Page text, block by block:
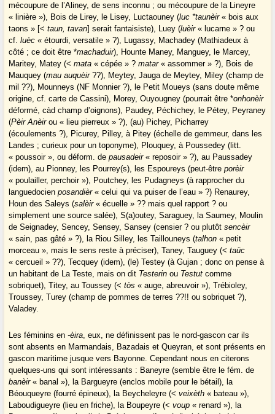
mécoupure de l’Aliney, de sens inconnu ; ou mécoupure de la Lineyre
« linière »), Bois de Lirey, le Lisey, Luctaouney (luc *taunèir« bois aux
taons » [<taun, tavan] serait fantaisiste), Luey (luèir« lucarne » ? ou
cf.luèc « étourdi, versatile » ?), Lugassy, Machadey (Mathiadeux à
côté ; ce doit être *machaduir), Hounte Maney, Manguey, le Marcey,
Maritey, Matey (<mata « cépée » ?matar« assommer » ?), Bois de
Mauquey (mau auquèir??), Meytey, Jauga de Meytey, Miley (champ de
mil ??), Mounneys (NF Monnier ?), le Petit Moueys (sans doute même
origine, cf. carte de Cassini), Morey, Ouyougney (pourrait être *onhonèir
déformé, càd champ d’oignons), Paudey, Péchichey, le Pétey, Peyraney
(Pèir Anèirou « lieu pierreux » ?), (au) Pichey, Picharrey
(écoulements ?), Picurey, Pilley, à Pitey (échelle de gemmeur, dans les
Landes ; curieux pour un toponyme), Plouquey, à Poussedey (litt.
« poussoir », ou déform. depausadeir« reposoir » ?), au Paussadey
(idem), au Pionney, les Pourrey(s), les Espoureys (peut-êtreporèir
« poulailler, perchoir »), Poutchey, les Pudagneys (à rapprocher du
languedocienposandièr« celui qui va puiser de l’eau » ?) Renaurey,
Houn des Saleys (salèir« écuelle » ?? mais quel rapport ? ou
simplement une source salée), S(a)outey, Saraguey, la Saumey, Moulin
de Seignadey, Sencey, Sensey, Sansey (censier ? ou plutôtsencèir
« sain, pas gâté » ?), la Riou Silley, les Taillouneys (talhon « petit
morceau », mais le sens reste à préciser), Taney, Tauguey (<taüc
« cercueil » ??), Tecquey (idem), (le) Testey (à Gujan ; donc on pense à
un habitant de La Teste, mais on dit Testerin ou Testut comme
sobriquet), Titey, au Toussey (<tòs « auge, abreuvoir »), Trébioley,
Troussey, Turey (champ de pommes de terres ??!! ou sobriquet ?),
Valadey.
Les féminins en-èira, eux, ne définissent pas le nord-gascon car ils
sont absents en Marmandais, Bazadais et Queyran, et sont présents en
gascon maritime jusque vers Bayonne. Cependant nous en citerons
quelques-uns qui sont intéressants : Baneyre (semble être le fém. de
banèir« banal »), la Bargueyre (enclos mobile pour le bétail), la
Béouqueyre (fourré épineux), la Beycheleyre (<veixèth « bateau »),
Laboudigueyre (lieu en friche), la Boupeyre (<voup « renard »), la